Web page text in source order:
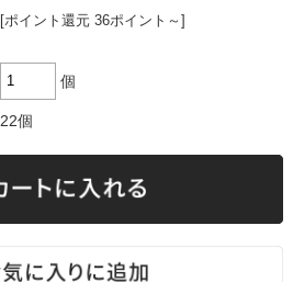
[ポイント還元 36ポイント～]
個
22個